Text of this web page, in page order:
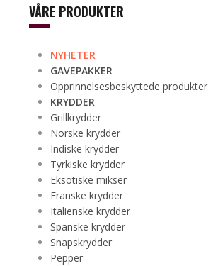
VÅRE PRODUKTER
NYHETER
GAVEPAKKER
Opprinnelsesbeskyttede produkter
KRYDDER
Grillkrydder
Norske krydder
Indiske krydder
Tyrkiske krydder
Eksotiske mikser
Franske krydder
Italienske krydder
Spanske krydder
Snapskrydder
Pepper